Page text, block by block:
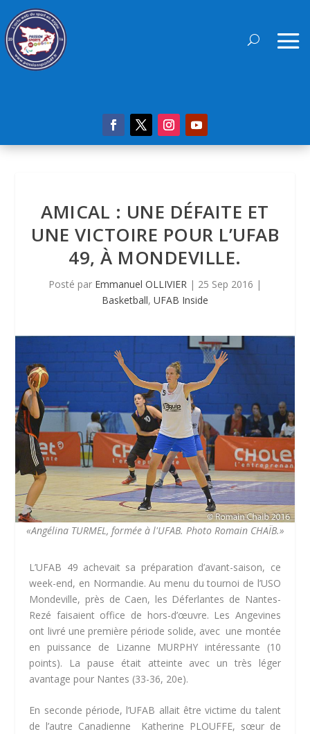
AMICAL : UNE DÉFAITE ET
UNE VICTOIRE POUR L’UFAB
49, À MONDEVILLE.
Posté par Emmanuel OLLIVIER | 25 Sep 2016 |
Basketball, UFAB Inside
«Angélina TURMEL, formée à l'UFAB. Photo Romain CHAÏB.»
L’UFAB 49 achevait sa préparation d’avant-saison, ce
week-end, en Normandie. Au menu du tournoi de l’USO
Mondeville, près de Caen, les Déferlantes de Nantes-
Rezé faisaient office de hors-d’œuvre. Les Angevines
ont livré une première période solide, avec une montée
en puissance de Lizanne MURPHY intéressante (10
points). La pause était atteinte avec un très léger
avantage pour Nantes (33-36, 20e).
En seconde période, l’UFAB allait être victime du talent
de l’autre Canadienne Katherine PLOUFFE, sœur de